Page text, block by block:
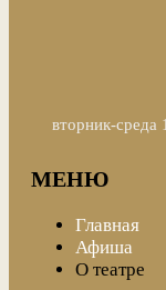
вторник-среда
МЕНЮ
Главная
Афиша
О театре